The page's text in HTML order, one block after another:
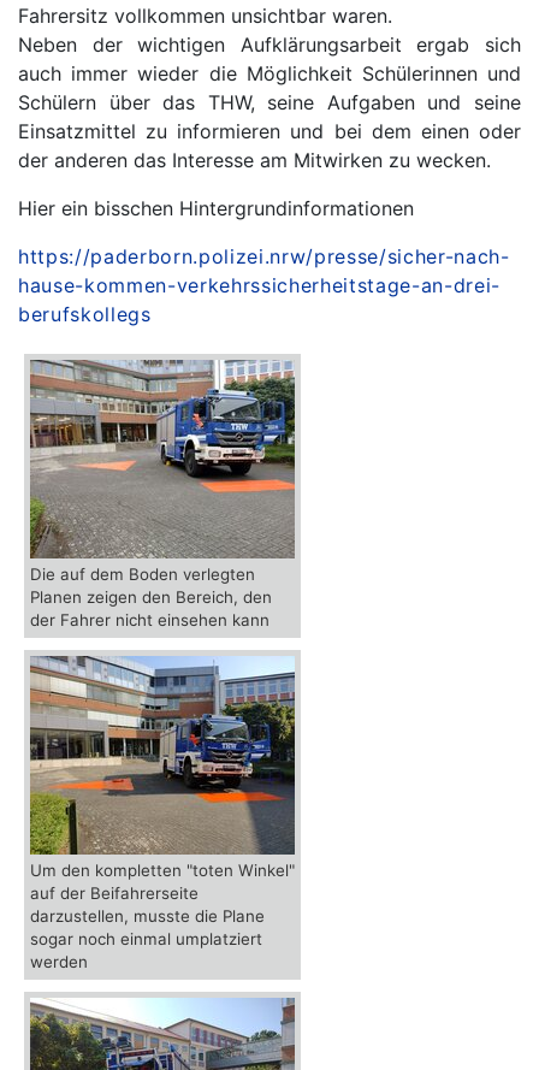
Fahrersitz vollkommen unsichtbar waren.
Neben der wichtigen Aufklärungsarbeit ergab sich
auch immer wieder die Möglichkeit Schülerinnen und
Schülern über das THW, seine Aufgaben und seine
Einsatzmittel zu informieren und bei dem einen oder
der anderen das Interesse am Mitwirken zu wecken.
Hier ein bisschen Hintergrundinformationen
https://paderborn.polizei.nrw/presse/sicher-nach-
hause-kommen-verkehrssicherheitstage-an-drei-
berufskollegs
Die auf dem Boden verlegten
Planen zeigen den Bereich, den
der Fahrer nicht einsehen kann
Um den kompletten "toten Winkel"
auf der Beifahrerseite
darzustellen, musste die Plane
sogar noch einmal umplatziert
werden